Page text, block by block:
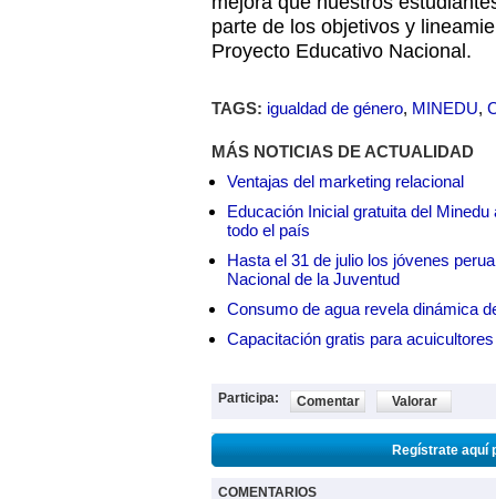
parte de los objetivos y
Proyecto Educativo Nacional.
TAGS: igualdad de género, MINEDU,
MÁS NOTICIAS DE ACTUALIDAD
Ventajas del marketing relacional
Educación Inicial gratuita del
todo el país
Hasta el 31 de julio los jóvenes
Nacional de la Juventud
Consumo de agua revela dinámica
Capacitación gratis para
Participa: Comentar Valorar
Regístrate aquí
COMENTARIOS